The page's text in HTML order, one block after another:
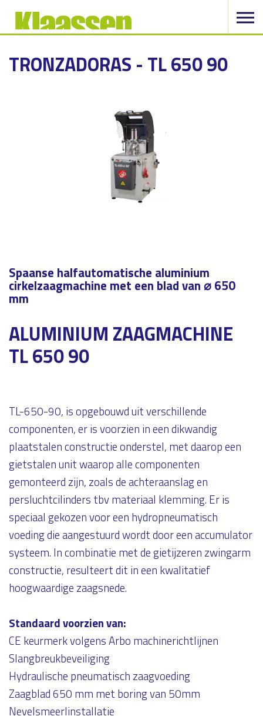
TRONZADORAS - TL 650 90
Spaanse halfautomatische aluminium
cirkelzaagmachine met een blad van ⌀ 650
mm
ALUMINIUM ZAAGMACHINE
TL 650 90
TL-650-90, is opgebouwd uit verschillende
componenten, er is voorzien in een dikwandig
plaatstalen constructie onderstel, met daarop een
gietstalen unit waarop alle componenten
gemonteerd zijn, zoals de achteraanslag en
persluchtcilinders tbv materiaal klemming. Er is
speciaal gekozen voor een hydropneumatisch
voeding die aangestuurd wordt door een accumulator
systeem. In combinatie met de gietijzeren zwingarm
constructie, resulteert dit in een kwalitatief
hoogwaardige zaagsnede.
Standaard voorzien van:
CE keurmerk volgens Arbo machinerichtlijnen
Slangbreukbeveiliging
Hydraulische pneumatisch zaagvoeding
Zaagblad 650 mm met boring van 50mm
Nevelsmeerlinstallatie